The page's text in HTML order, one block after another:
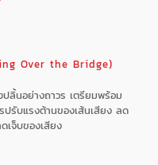
Over the Bridge)
ลิ้นอย่างถาวร เตรียมพร้อม
รับแรงต้านของเส้นเสียง ลด
เจ็บของเสียง